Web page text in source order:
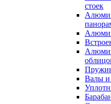
стоек
Валы и